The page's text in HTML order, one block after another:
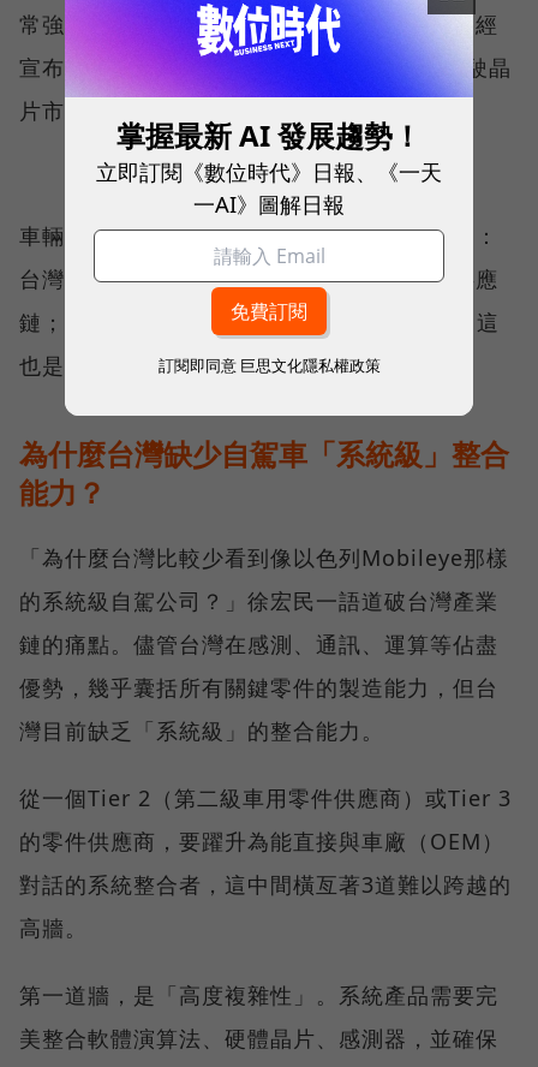
常強勁。」同時，看準這塊大餅的聯發科也已經
宣布與NVIDIA合作，進軍車用座艙與輔助駕駛晶
片市場。
車輛研究測試中心研發處協理陳建次點出關鍵：
台灣的強項在「硬體」，如晶片、伺服器等供應
鏈；但弱點是在「軟體」，即AI的整合應用，這
也是台灣產業需要全力強化的部分。
為什麼台灣缺少自駕車「系統級」整合
能力？
「為什麼台灣比較少看到像以色列Mobileye那樣
的系統級自駕公司？」徐宏民一語道破台灣產業
鏈的痛點。儘管台灣在感測、通訊、運算等佔盡
優勢，幾乎囊括所有關鍵零件的製造能力，但台
灣目前缺乏「系統級」的整合能力。
從一個Tier 2（第二級車用零件供應商）或Tier 3
的零件供應商，要躍升為能直接與車廠（OEM）
對話的系統整合者，這中間橫亙著3道難以跨越的
高牆。
第一道牆，是「高度複雜性」。系統產品需要完
美整合軟體演算法、硬體晶片、感測器，並確保
掌握最新 AI 發展趨勢！
立即訂閱《數位時代》日報、《一天
一AI》圖解日報
訂閱即同意 巨思文化隱私權政策